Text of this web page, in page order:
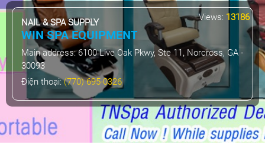
NAIL & SPA SUPPLY
WIN SPA EQUIPMENT
Main address: 6100 Live Oak Pkwy, Ste 11, Norcross, GA -
30093
Điện thoại:(770) 695-0326
Views: 13186